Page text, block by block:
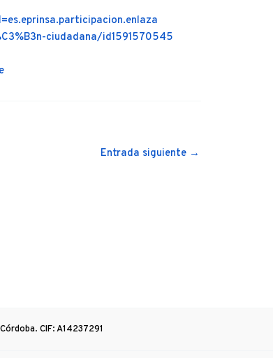
ciudadana/id1591570545
Entrada siguiente →
CIF: A14237291